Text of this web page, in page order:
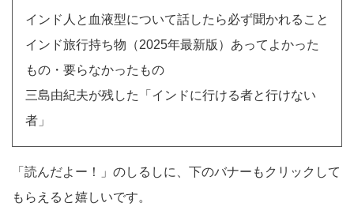
インド人と血液型について話したら必ず聞かれること
インド旅行持ち物（2025年最新版）あってよかった
もの・要らなかったもの
三島由紀夫が残した「インドに行ける者と行けない
者」
「読んだよー！」のしるしに、下のバナーもクリックして
もらえると嬉しいです。